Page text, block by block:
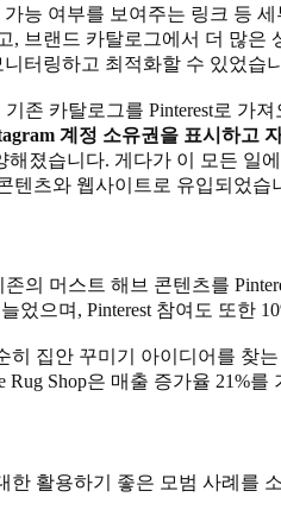
능 여부를 보여주는 링크 등 세
, 브랜드 카탈로그에서 더 많은
터링하고 최적화할 수 있었습
기존 카탈로그를 Pinterest로
계정 소유권을 표시하고
해졌습니다. 게다가 이 모든 일
텐츠와 웹사이트로 유입되었습
존의 머스트 해브 콘텐츠를
었으며, Pinterest 참여도 또한
히 집안 꾸미기 아이디어를 찾
Rug Shop은 매출 증가율 21%
한 활용하기 좋은 모범 사례를